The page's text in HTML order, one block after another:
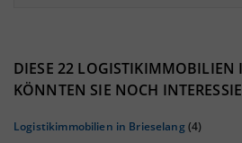
40%
DIESE 22 LOGISTIKIMMOBILIEN
KÖNNTEN SIE NOCH
Logistikimmobilien in Brieselang(4)